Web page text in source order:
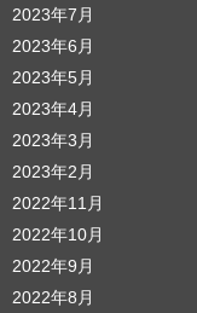
2023年7月
2023年6月
2023年5月
2023年4月
2023年3月
2023年2月
2022年11月
2022年10月
2022年9月
2022年8月